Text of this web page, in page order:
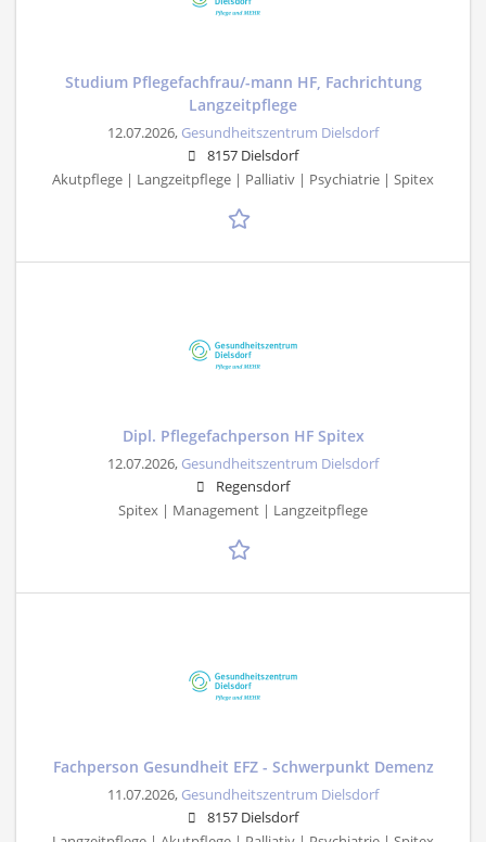
Studium Pflegefachfrau/-mann HF, Fachrichtung
Langzeitpflege
12.07.2026, Gesundheitszentrum Dielsdorf
8157 Dielsdorf
Akutpflege | Langzeitpflege | Palliativ | Psychiatrie | Spitex
Dipl. Pflegefachperson HF Spitex
12.07.2026, Gesundheitszentrum Dielsdorf
Regensdorf
Spitex | Management | Langzeitpflege
Fachperson Gesundheit EFZ - Schwerpunkt Demenz
11.07.2026, Gesundheitszentrum Dielsdorf
8157 Dielsdorf